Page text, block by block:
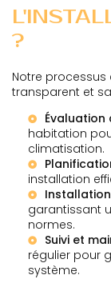
?
Notre
transparent et
Évaluation
habitation
climatisation.
installation
Installation
garantissant
normes.
Suivi et
régulier pour
système.